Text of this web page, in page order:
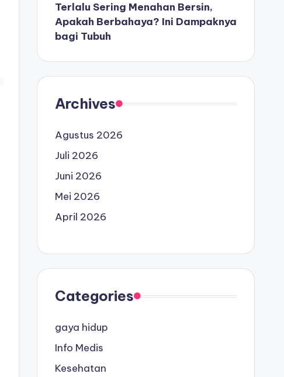
Terlalu Sering Menahan Bersin,
Apakah Berbahaya? Ini Dampaknya
bagi Tubuh
Archives
Agustus 2026
Juli 2026
Juni 2026
Mei 2026
April 2026
Categories
gaya hidup
Info Medis
Kesehatan